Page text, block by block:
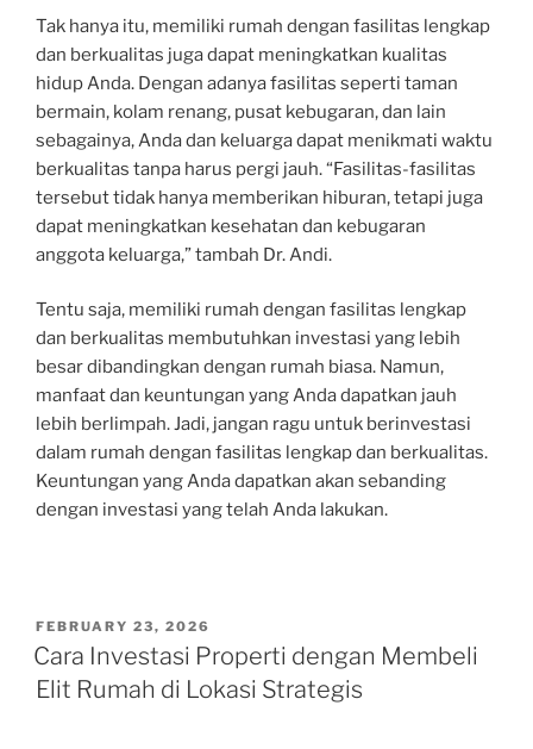
Tak hanya itu, memiliki rumah dengan fasilitas lengkap
dan berkualitas juga dapat meningkatkan kualitas
hidup Anda. Dengan adanya fasilitas seperti taman
bermain, kolam renang, pusat kebugaran, dan lain
sebagainya, Anda dan keluarga dapat menikmati waktu
berkualitas tanpa harus pergi jauh. “Fasilitas-fasilitas
tersebut tidak hanya memberikan hiburan, tetapi juga
dapat meningkatkan kesehatan dan kebugaran
anggota keluarga,” tambah Dr. Andi.
Tentu saja, memiliki rumah dengan fasilitas lengkap
dan berkualitas membutuhkan investasi yang lebih
besar dibandingkan dengan rumah biasa. Namun,
manfaat dan keuntungan yang Anda dapatkan jauh
lebih berlimpah. Jadi, jangan ragu untuk berinvestasi
dalam rumah dengan fasilitas lengkap dan berkualitas.
Keuntungan yang Anda dapatkan akan sebanding
dengan investasi yang telah Anda lakukan.
POSTED
ON
FEBRUARY 23, 2026
Cara Investasi Properti dengan Membeli
Elit Rumah di Lokasi Strategis